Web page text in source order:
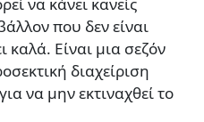
να κάνει κανείς
που δεν είναι
Είναι μια σεζόν
διαχείριση
να μην εκτιναχθεί το